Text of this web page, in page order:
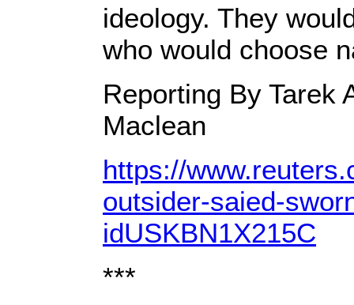
ideology. They
who would choose
Reporting By Tarek
Maclean
https://
outsider-saied-
idUSKBN1X215C
***